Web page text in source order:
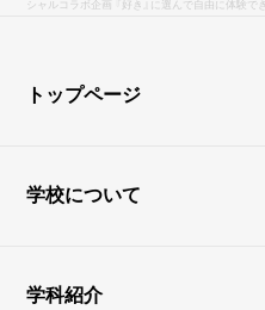
トップページ
学校について
学科紹介